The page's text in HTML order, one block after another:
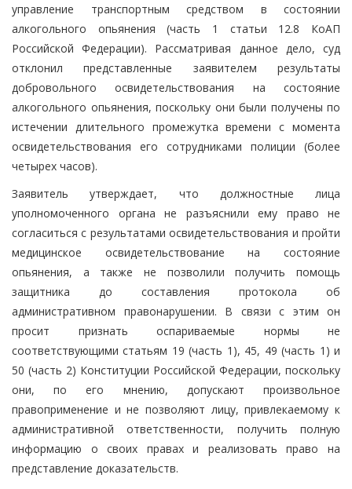
управление транспортным средством в состоянии
алкогольного опьянения (часть 1 статьи 12.8 КоАП
Российской Федерации). Рассматривая данное дело, суд
отклонил представленные заявителем результаты
добровольного освидетельствования на состояние
алкогольного опьянения, поскольку они были получены по
истечении длительного промежутка времени с момента
освидетельствования его сотрудниками полиции (более
четырех часов).
Заявитель утверждает, что должностные лица
уполномоченного органа не разъяснили ему право не
согласиться с результатами освидетельствования и пройти
медицинское освидетельствование на состояние
опьянения, а также не позволили получить помощь
защитника до составления протокола об
административном правонарушении. В связи с этим он
просит признать оспариваемые нормы не
соответствующими статьям 19 (часть 1), 45, 49 (часть 1) и
50 (часть 2) Конституции Российской Федерации, поскольку
они, по его мнению, допускают произвольное
правоприменение и не позволяют лицу, привлекаемому к
административной ответственности, получить полную
информацию о своих правах и реализовать право на
представление доказательств.